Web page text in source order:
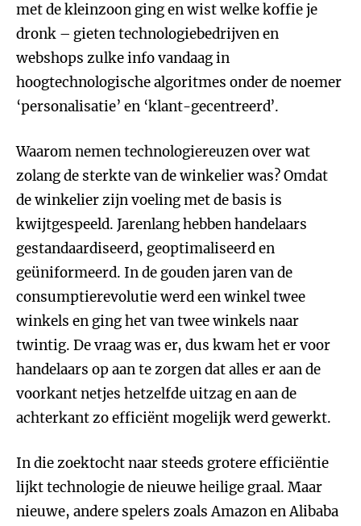
met de kleinzoon ging en wist welke koffie je
dronk – gieten technologiebedrijven en
webshops zulke info vandaag in
hoogtechnologische algoritmes onder de noemer
‘personalisatie’ en ‘klant-gecentreerd’.
Waarom nemen technologiereuzen over wat
zolang de sterkte van de winkelier was? Omdat
de winkelier zijn voeling met de basis is
kwijtgespeeld. Jarenlang hebben handelaars
gestandaardiseerd, geoptimaliseerd en
geüniformeerd. In de gouden jaren van de
consumptierevolutie werd een winkel twee
winkels en ging het van twee winkels naar
twintig. De vraag was er, dus kwam het er voor
handelaars op aan te zorgen dat alles er aan de
voorkant netjes hetzelfde uitzag en aan de
achterkant zo efficiënt mogelijk werd gewerkt.
In die zoektocht naar steeds grotere efficiëntie
lijkt technologie de nieuwe heilige graal. Maar
nieuwe, andere spelers zoals Amazon en Alibaba